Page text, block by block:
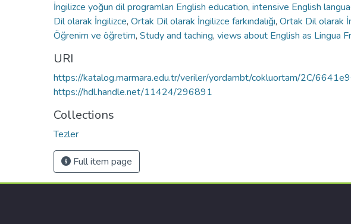
İngilizce yoğun dil programları English education, intensive English
Dil olarak İngilizce, Ortak Dil olarak İngilizce farkındalığı, Ortak Dil olarak
Öğrenim ve öğretim, Study and taching, views about English as Lingua
URI
https://katalog.marmara.edu.tr/veriler/yordambt/cokluortam/2C/
https://hdl.handle.net/11424/296891
Collections
Tezler
Full item page